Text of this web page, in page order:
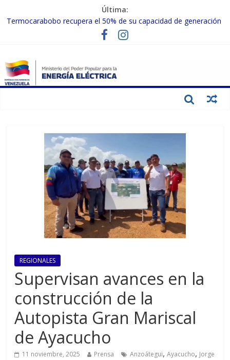
Última:
Termocarabobo recupera el 50% de su capacidad de generación
MPPEE avanza en la recuperación de infraestructuras eléctricas
Gobierno Nacional coordina acciones con el sector privado para
fortalecer el SEN ante el «Súper Niño»
Inspeccionan trabajos de rehabilitación en instalaciones del SEN
REGIONALES
Supervisan avances en la
construcción de la
Autopista Gran Mariscal
de Ayacucho
11 noviembre, 2025 Prensa Anzoátegui,Ayacucho, Jorge